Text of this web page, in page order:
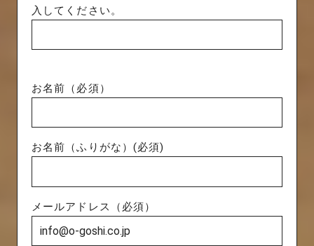
入してください。
お名前（必須）
お名前（ふりがな）(必須)
メールアドレス（必須）